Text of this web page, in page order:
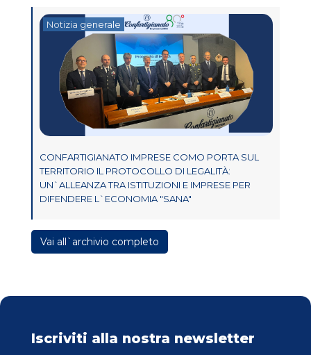
Notizia generale
CONFARTIGIANATO IMPRESE COMO PORTA SUL
TERRITORIO IL PROTOCOLLO DI LEGALITÀ:
UN`ALLEANZA TRA ISTITUZIONI E IMPRESE PER
DIFENDERE L`ECONOMIA "SANA"
Vai all`archivio completo
Iscriviti alla nostra newsletter